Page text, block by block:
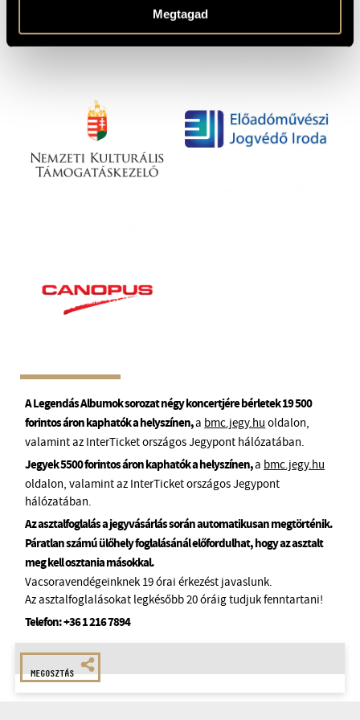
Megtagad
A Legendás Albumok sorozat négy koncertjére bérletek 19 500
forintos áron kaphatók a helyszínen,a bmc.jegy.hu oldalon,
valamint az InterTicket országos Jegypont hálózatában.
Jegyek 5500 forintos áron kaphatók a helyszínen,a bmc.jegy.hu
oldalon, valamint az InterTicket országos Jegypont
hálózatában.
Az asztalfoglalás a jegyvásárlás során automatikusan megtörténik.
Páratlan számú ülőhely foglalásánál előfordulhat, hogy az asztalt
meg kell osztania másokkal.
Vacsoravendégeinknek 19 órai érkezést javaslunk.
Az asztalfoglalásokat legkésőbb 20 óráig tudjuk fenntartani!
Telefon:+36 1 216 7894
MEGOSZTÁS